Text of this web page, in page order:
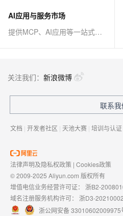
AI应用与服务市场
提供MCP、AI应用等一站式AI解决方案
关注我们： 新浪微博
联系我
文档 | 开发者社区 | 天池大赛 | 培训与认证
法律声明及隐私权政策 | Cookies政策
© 2009-2025 Aliyun.com 版权所有
增值电信业务经营许可证： 浙B2-
域名注册服务机构许可： 浙D3-20210002
浙公网安备 33010602009975